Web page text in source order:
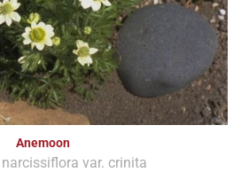
Anemoon
var. crinita